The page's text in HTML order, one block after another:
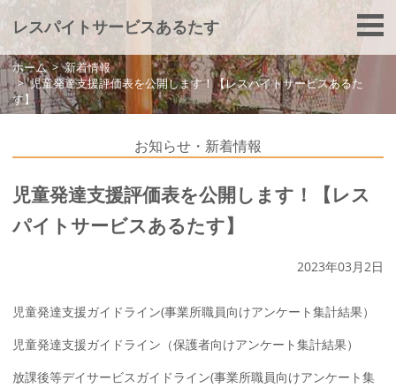
レスパイトサービスあるたす
ホーム
新着情報
児童発達支援評価表を公開します！【レスパイトサービスあるた
す】
お知らせ・新着情報
児童発達支援評価表を公開します！【レス
パイトサービスあるたす】
2023年03月2日
児童発達支援ガイドライン(事業所職員向けアンケート集計結果）
児童発達支援ガイドライン（保護者向けアンケート集計結果）
放課後等デイサービスガイドライン(事業所職員向けアンケート集